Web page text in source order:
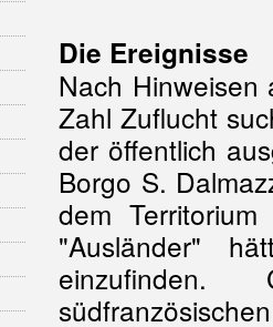
Die Ereignisse
Nach Hinweisen
Zahl Zuflucht
der öffentlich
Borgo S.
dem
"Ausländer"
einzufinden.